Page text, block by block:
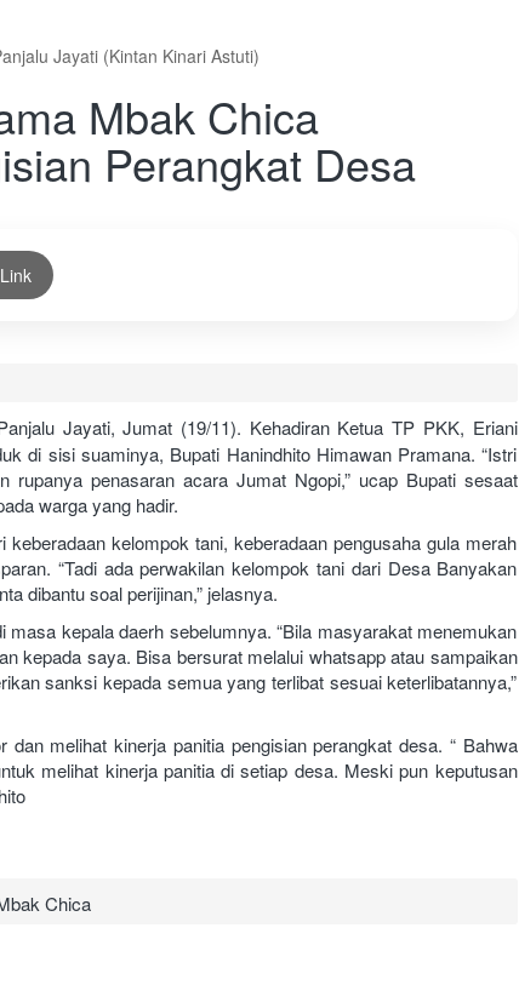
Jayati (Kintan Kinari Astuti)
Mbak Chica
Perangkat Desa
Jayati, Jumat (19/11). Kehadiran Ketua TP PKK, Eriani
di sisi suaminya, Bupati Hanindhito Himawan Pramana. “Istri
penasaran acara Jumat Ngopi,” ucap Bupati sesaat
warga yang hadir.
kelompok tani, keberadaan pengusaha gula merah
“Tadi ada perwakilan kelompok tani dari Desa Banyakan
dibantu soal perijinan,” jelasnya.
kepala daerh sebelumnya. “Bila masyarakat menemukan
kepada saya. Bisa bersurat melalui whatsapp atau sampaikan
sanksi kepada semua yang terlibat sesuai keterlibatannya,”
melihat kinerja panitia pengisian perangkat desa. “ Bahwa
melihat kinerja panitia di setiap desa. Meski pun keputusan
Chica